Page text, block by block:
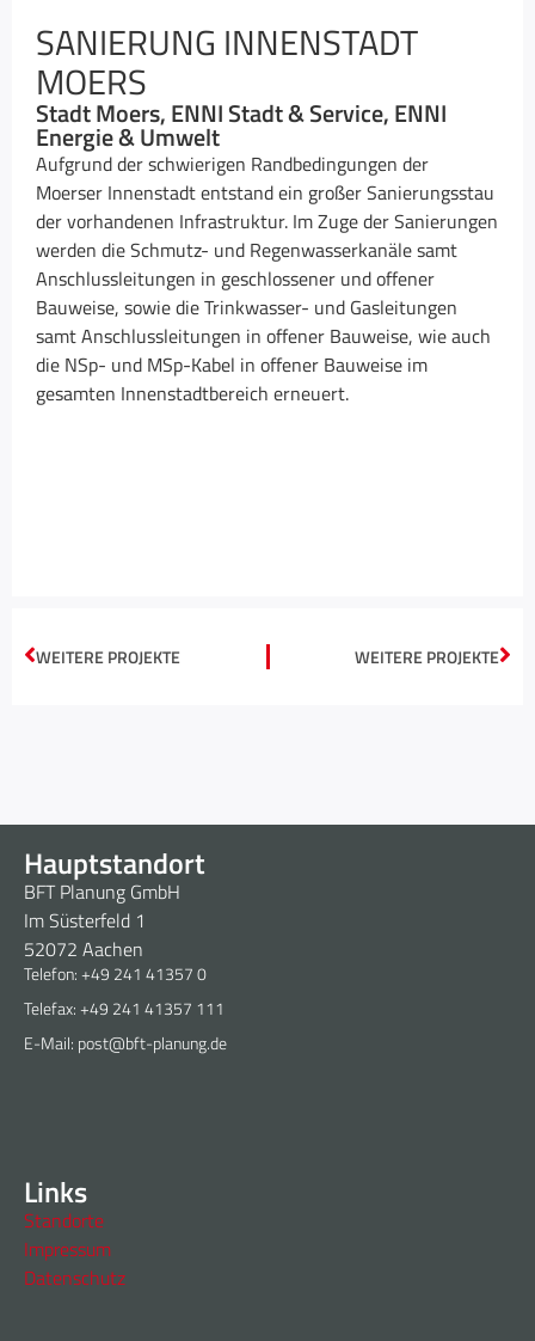
SANIERUNG INNENSTADT
MOERS
Stadt Moers, ENNI Stadt & Service, ENNI
Energie & Umwelt
Aufgrund der schwierigen Randbedingungen der
Moerser Innenstadt entstand ein großer Sanierungsstau
der vorhandenen Infrastruktur. Im Zuge der Sanierungen
werden die Schmutz- und Regenwasserkanäle samt
Anschlussleitungen in geschlossener und offener
Bauweise, sowie die Trinkwasser- und Gasleitungen
samt Anschlussleitungen in offener Bauweise, wie auch
die NSp- und MSp-Kabel in offener Bauweise im
gesamten Innenstadtbereich erneuert.
WEITERE PROJEKTE WEITERE PROJEKTE
Hauptstandort
BFT Planung GmbH
Im Süsterfeld 1
52072 Aachen
Telefon: +49 241 41357 0
Telefax: +49 241 41357 111
E-Mail: post@bft-planung.de
Links
Standorte
Impressum
Datenschutz